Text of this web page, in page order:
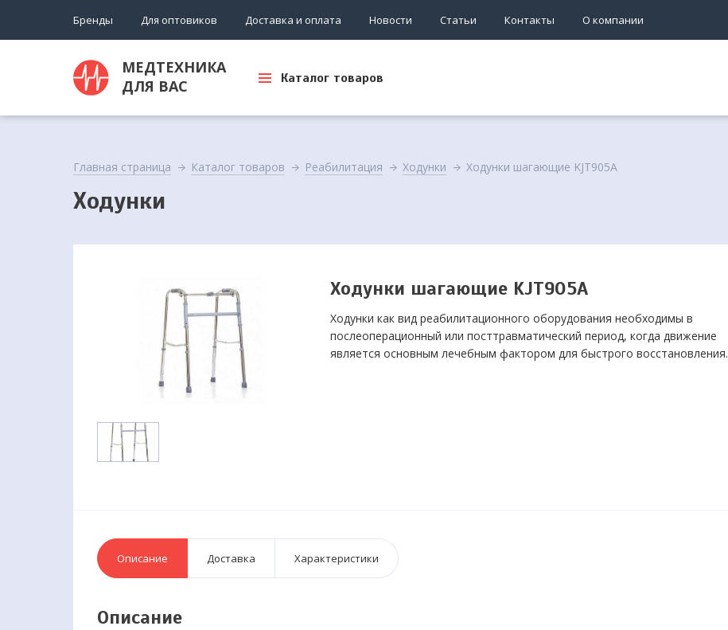
Бренды Для оптовиков Доставка и оплата Новости Статьи Контакты О компании
МЕДТЕХНИКА
ДЛЯ ВАС
Каталог товаров
Главная страница Каталог товаров Реабилитация Ходунки Ходунки шагающие KJT905A
Ходунки
Ходунки шагающие KJT905A
Ходунки как вид реабилитационного оборудования необходимы в
послеоперационный или посттравматический период, когда движение
является основным лечебным фактором для быстрого восстановления.
Описание Доставка Характеристики
Описание